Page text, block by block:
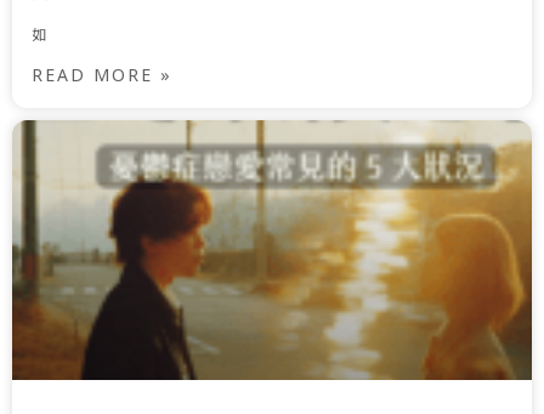
如
READ MORE »